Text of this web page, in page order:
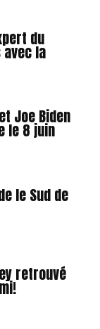
du
la
Joe Biden
le 8 juin
le Sud de
retrouvé